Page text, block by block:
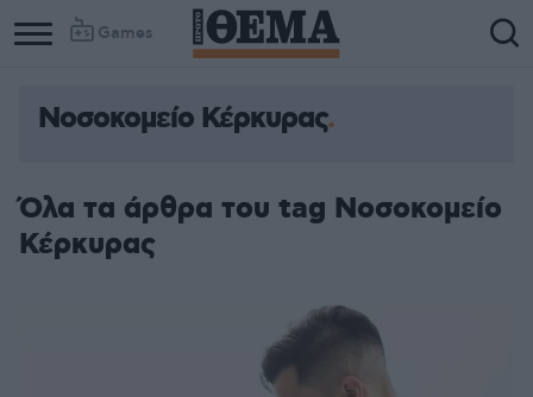
Games
Νοσοκομείο Κέρκυρας
Όλα τα άρθρα του tag Νοσοκομείο
Κέρκυρας